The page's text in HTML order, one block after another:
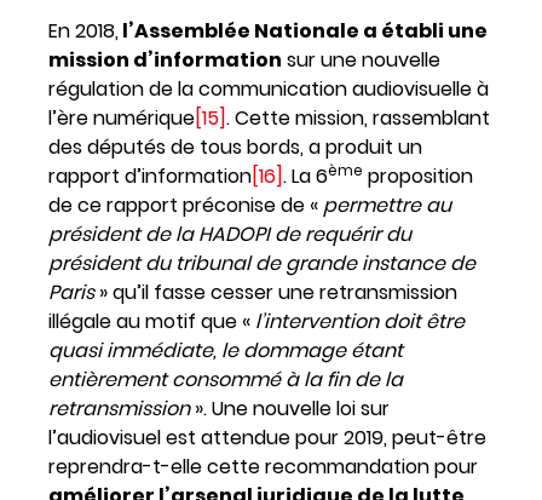
En 2018,l’Assemblée Nationale a établi une
mission d’information sur une nouvelle
régulation de la communication audiovisuelle à
l’ère numérique[15]. Cette mission, rassemblant
des députés de tous bords, a produit un
rapport d’information[16]. La 6ème proposition
de ce rapport préconise de « permettre au
président de la HADOPI de requérir du
président du tribunal de grande instance de
Paris» qu’il fasse cesser une retransmission
illégale au motif que « l’intervention doit être
quasi immédiate, le dommage étant
entièrement consommé à la fin de la
retransmission». Une nouvelle loi sur
l’audiovisuel est attendue pour 2019, peut-être
reprendra-t-elle cette recommandation pour